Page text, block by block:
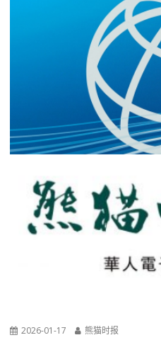
2026-01-17 熊猫时报